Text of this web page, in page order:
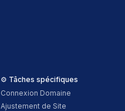
⚙️ Tâches spécifiques
Connexion Domaine
Ajustement de Site